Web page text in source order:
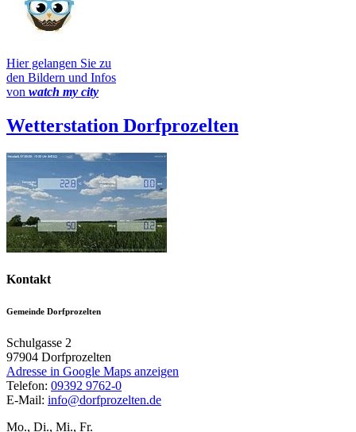
Hier gelangen Sie zu
den Bildern und Infos
von watch my city
Wetterstation Dorfprozelten
Kontakt
Gemeinde Dorfprozelten
Schulgasse 2
97904 Dorfprozelten
Adresse in Google Maps anzeigen
Telefon: 09392 9762-0
E-Mail: info@dorfprozelten.de
Mo., Di., Mi., Fr.